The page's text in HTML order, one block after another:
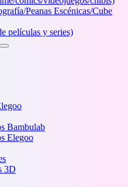
Peanas Escénicas/Cube
películas y series)
Bambulab
Elegoo
3D